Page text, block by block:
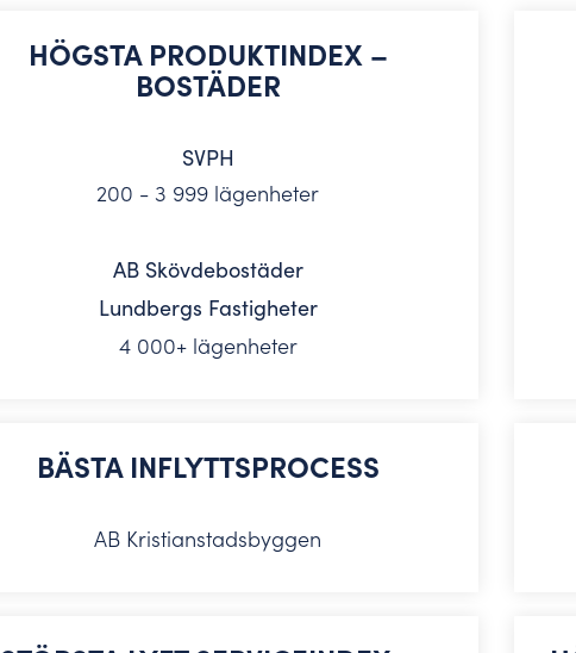
HÖGSTA PRODUKTINDEX –
BOSTÄDER
SVPH
200 - 3 999 lägenheter
AB Skövdebostäder
Lundbergs Fastigheter
4 000+ lägenheter
BÄSTA INFLYTTSPROCESS
AB Kristianstadsbyggen